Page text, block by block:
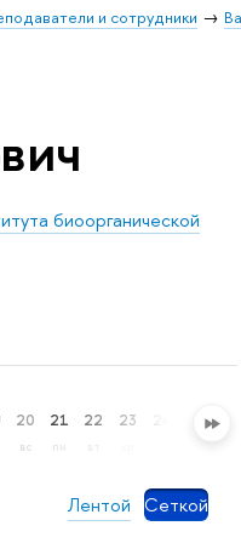
и сотрудники
биоорганической
20
вс
21
пн
22 23 26
Лентой Сеткой